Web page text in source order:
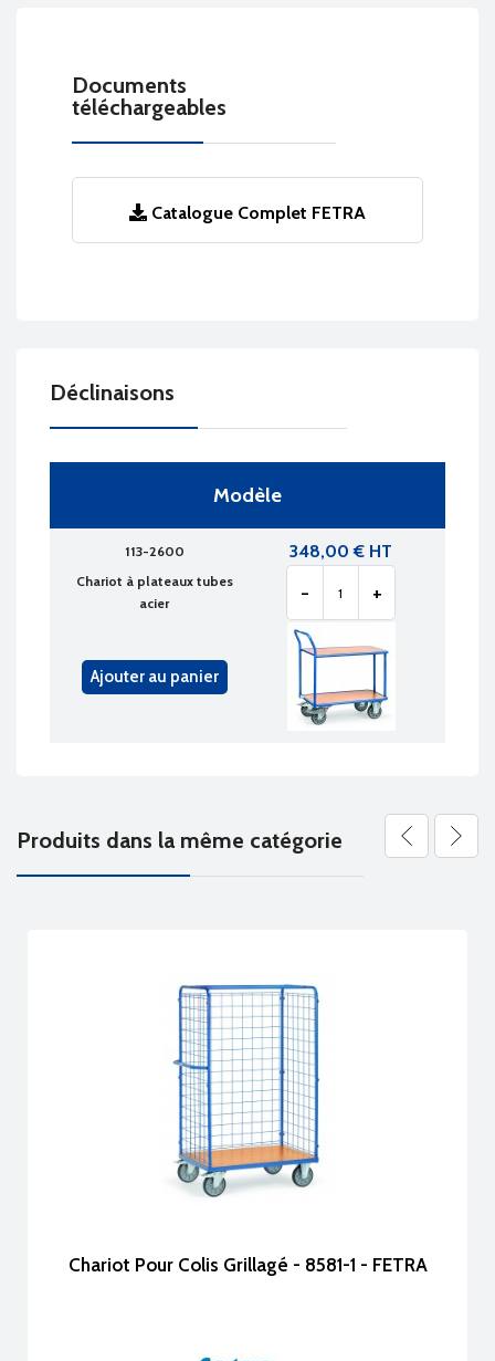
Documents
téléchargeables
Catalogue Complet FETRA
Déclinaisons
Modèle
113-2600
Chariot à plateaux tubes
acier
348,00 € HT
- +
Ajouter au panier
Produits dans la même catégorie
Chariot Pour Colis Grillagé - 8581-1 - FETRA